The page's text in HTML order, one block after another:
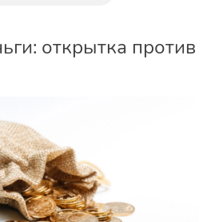
открытка против